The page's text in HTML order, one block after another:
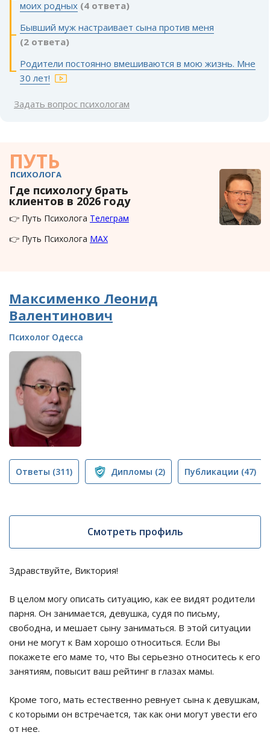
моих родных (4 ответа)
Бывший муж настраивает сына против меня
(2 ответа)
Родители постоянно вмешиваются в мою жизнь. Мне
30 лет!
Задать вопрос психологам
ПУТЬ
ПСИХОЛОГА
Где психологу брать
клиентов в 2026 году
👉 Путь Психолога Телеграм
👉 Путь Психолога MAX
Максименко Леонид
Валентинович
Психолог Одесса
Ответы (311) Дипломы (2) Публикации (47)
Смотреть профиль
Здравствуйте, Виктория!
В целом могу описать ситуацию, как ее видят родители
парня. Он занимается, девушка, судя по письму,
свободна, и мешает сыну заниматься. В этой ситуации
они не могут к Вам хорошо относиться. Если Вы
покажете его маме то, что Вы серьезно относитесь к его
занятиям, повысит ваш рейтинг в глазах мамы.
Кроме того, мать естественно ревнует сына к девушкам,
с которыми он встречается, так как они могут увести его
от нее.